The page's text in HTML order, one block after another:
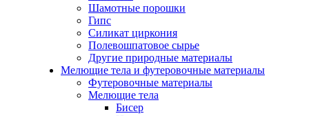
Шамотные порошки
Гипс
Силикат циркония
Полевошпатовое сырье
Другие природные материалы
Мелющие тела и футеровочные материалы
Футеровочные материалы
Мелющие тела
Бисер